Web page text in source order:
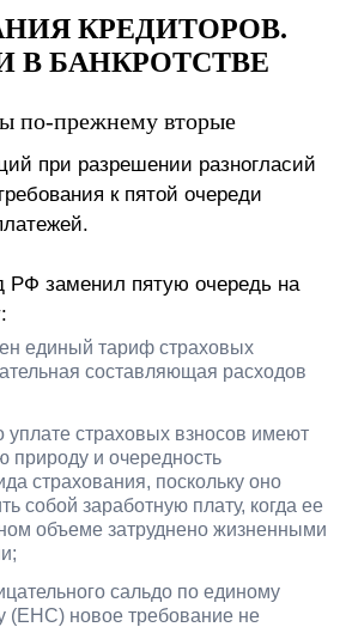
КРЕДИТОРОВ.
В БАНКРОТСТВЕ
по-прежнему вторые
при разрешении разногласий
к пятой очереди
РФ заменил пятую очередь на
единый тариф страховых
составляющая расходов
уплате страховых взносов имеют
природу и очередность
страхования, поскольку оно
собой заработную плату, когда ее
объеме затруднено жизненными
сальдо по единому
(ЕНС) новое требование не